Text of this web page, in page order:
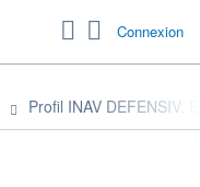
Connexion
Profil INAV DEFENSIV.